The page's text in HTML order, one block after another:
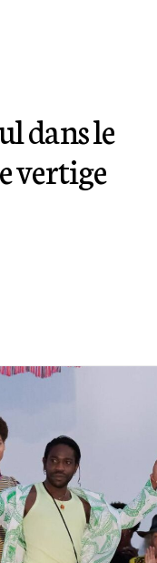
dans le
vertige